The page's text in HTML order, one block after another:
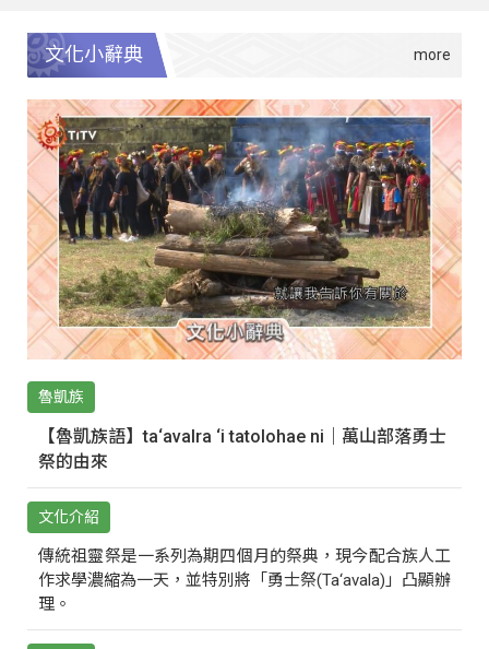
文化小辭典
魯凱族
【魯凱族語】ta‘avalra ‘i tatolohae ni｜萬山部落勇士
祭的由來
文化介紹
傳統祖靈祭是一系列為期四個月的祭典，現今配合族人工
作求學濃縮為一天，並特別將「勇士祭(Ta‘avala)」凸顯辦
理。